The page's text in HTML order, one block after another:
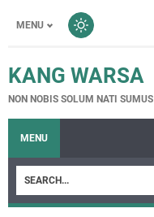
MENU
KANG WARSA
NON NOBIS SOLUM NATI SUMUS
MENU